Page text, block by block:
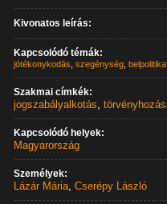
Kivonatos leírás:
Kapcsolódó témák:
jótékonykodás ,szegénység ,belpolitika
Szakmai címkék:
jogszabályalkotás,törvényhozás
Kapcsolódó helyek:
Magyarország
Személyek:
Lázár Mária,Cserépy László